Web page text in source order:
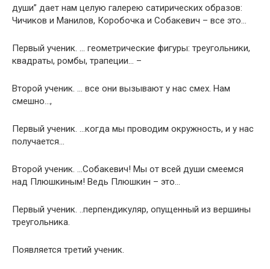
души” дает нам целую галерею сатирических образов:
Чичиков и Манилов, Коробочка и Собакевич – все это…
Первый ученик. … геометрические фигуры: треугольники,
квадраты, ромбы, трапеции… –
Второй ученик. … все они вызывают у нас смех. Нам
смешно…,
Первый ученик. …когда мы проводим окружность, и у нас
получается…
Второй ученик. …Собакевич! Мы от всей души смеемся
над Плюшкиным! Ведь Плюшкин – это…
Первый ученик. ..перпендикуляр, опущенный из вершины
треугольника.
Появляется третий ученик.